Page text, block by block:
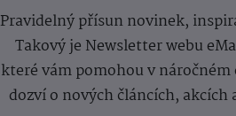
Pravidelný přísun novinek,
Takový je Newsletter webu
které vám pomohou v
dozví o nových článcích,